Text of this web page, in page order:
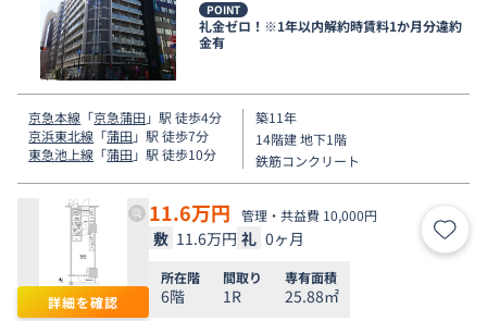
POINT
礼金ゼロ！※1年以内解約時賃料1か月分違約
金有
京急本線 「京急蒲田 」駅 徒歩4分
京浜東北線 「蒲田 」駅 徒歩7分
東急池上線 「蒲田 」駅 徒歩10分
築11年
14階建 地下1階
鉄筋コンクリート
詳細を確認
11.6万円 管理・共益費 10,000円
敷 11.6万円 礼 0ヶ月 お気
所在階
6階
間取り
1R
専有面積
25.88㎡